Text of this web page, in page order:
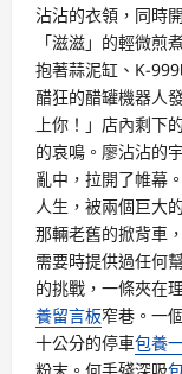
沾沾的衣領，同時
「滋滋」的輕微煎
抱著蒜泥缸、K-
醋狂的醋罐機器人
上你！」店內剩下
的哀鳴。廖沾沾的
亂中，拉開了帷幕
人生，被兩個巨大
那輛老舊的掀背車
需要時提供過任何
的挑戰，一條夾在
養留言板窄巷。一
十公分的停車包養